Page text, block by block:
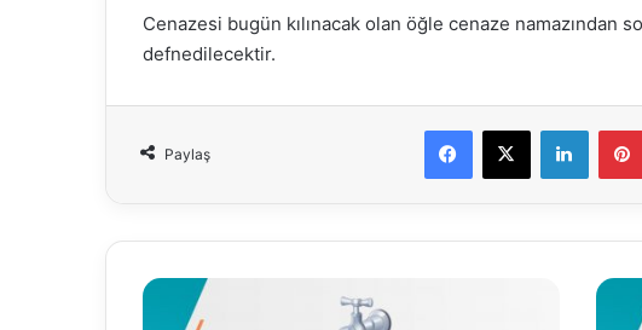
Cenazesi bugün kılınacak olan öğle cenaze namazından
defnedilecektir.
Paylaş
Facebook
X
23.09.2025